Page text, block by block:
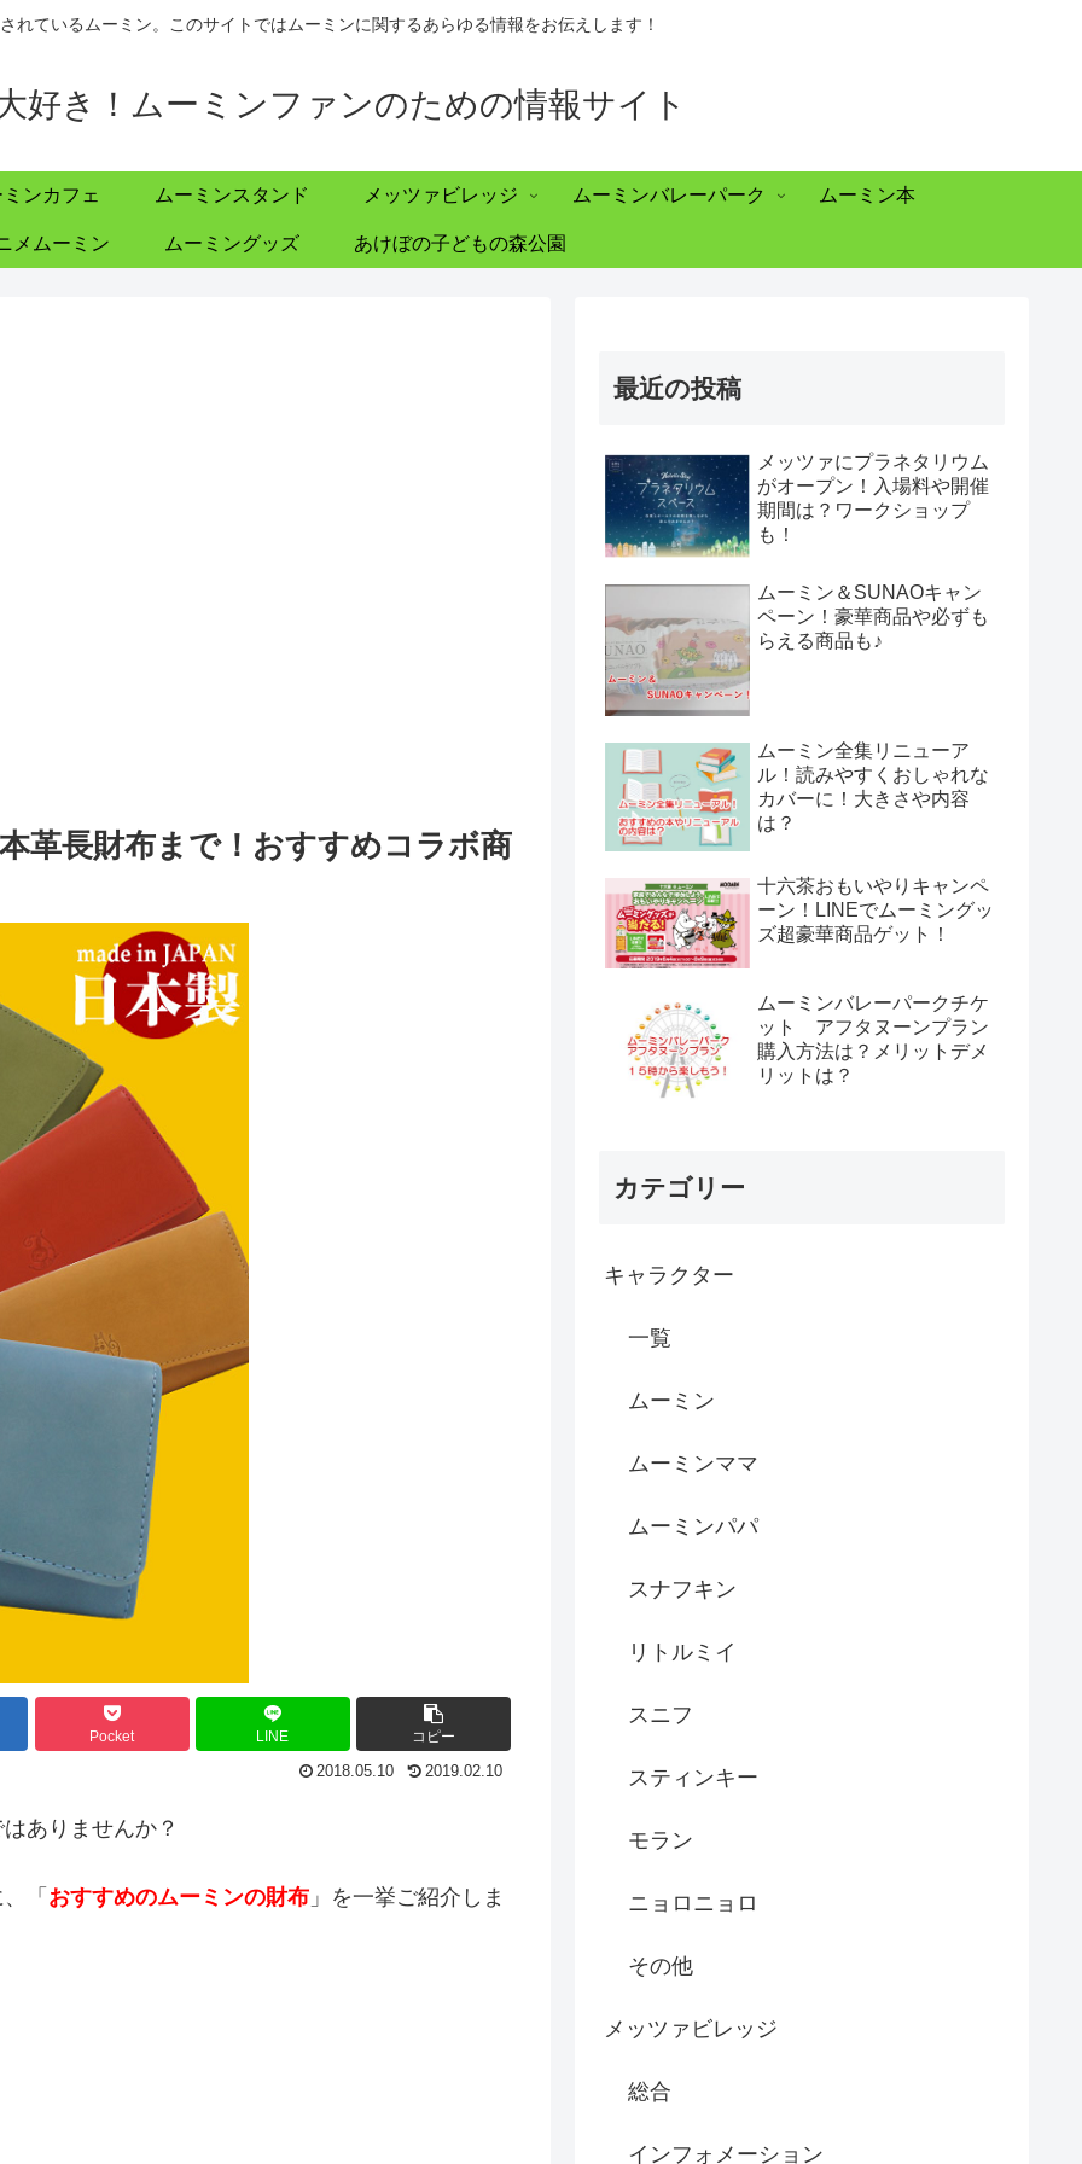
れているムーミン。このサイトではムーミンに関するあらゆる情報をお伝えします！
好き！ムーミンファンのための情報サイト
ンカフェ ムーミンスタンド メッツァビレッジ ムーミンバレーパーク ムーミン本
メムーミン ムーミングッズ あけぼの子どもの森公園
革長財布まで！おすすめコラボ商
Pocket LINE コピー
2018.05.10 2019.02.10
ありませんか？
「 おすすめのムーミンの財布 」を一挙ご紹介しま
最近の投稿
メッツァにプラネタリウム
がオープン！入場料や開催
期間は？ワークショップ
も！
ムーミン＆SUNAOキャン
ペーン！豪華商品や必ずも
らえる商品も♪
ムーミン全集リニューア
ル！読みやすくおしゃれな
カバーに！大きさや内容
は？
十六茶おもいやりキャンペ
ーン！LINEでムーミングッ
ズ超豪華商品ゲット！
ムーミンバレーパークチケ
ット アフタヌーンプラン
購入方法は？メリットデメ
リットは？
カテゴリー
キャラクター
一覧
ムーミン
ムーミンママ
ムーミンパパ
スナフキン
リトルミイ
スニフ
スティンキー
モラン
ニョロニョロ
その他
メッツァビレッジ
総合
インフォメーション